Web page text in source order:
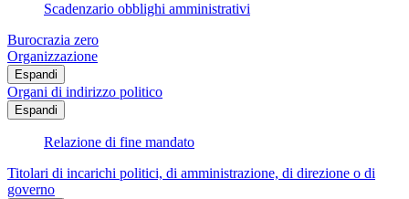
Scadenzario obblighi amministrativi
Burocrazia zero
Organizzazione
Espandi
Organi di indirizzo politico
Espandi
Relazione di fine mandato
Titolari di incarichi politici, di amministrazione, di direzione o di
governo